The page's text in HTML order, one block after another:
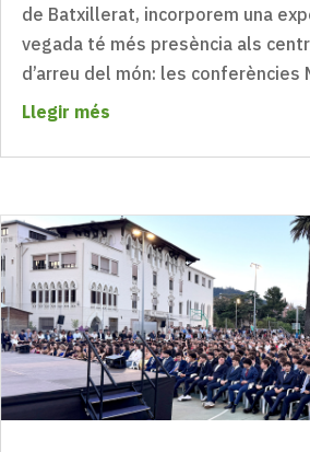
de Batxillerat, incorporem una
vegada té més presència als
d’arreu del món: les conferències
Llegir més